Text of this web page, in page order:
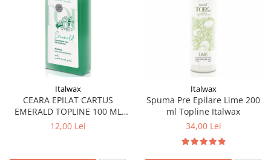
Italwax
CEARA EPILAT CARTUS
EMERALD TOPLINE 100 ML
ITALWAX
12,00 Lei
Italwax
Spuma Pre Epilare Lime 200
ml Topline Italwax
34,00 Lei